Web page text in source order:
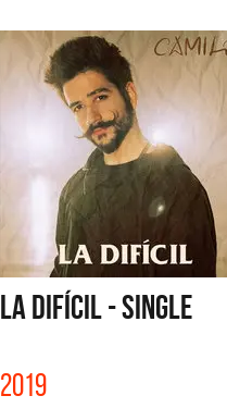
LA DIFÍCIL - SINGLE
2019